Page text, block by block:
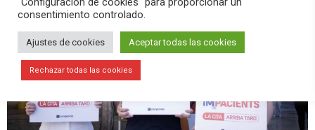
consentimiento controlado.
Ajustes de cookies Aceptar todas las cookies
Rechazar todas las cookies